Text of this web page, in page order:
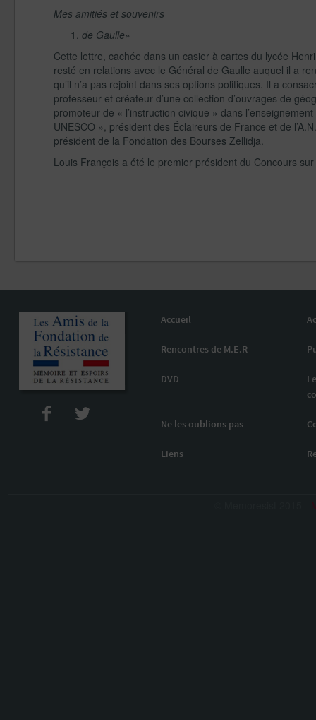
Mes amitiés et souvenirs
de Gaulle»
Cette lettre, cachée dans un casier à cartes du lycée
resté en relations avec le Général de Gaulle auquel il a
qu’il n’a pas rejoint dans ses options politiques. Il a
professeur et créateur d’une collection d’ouvrages de
promoteur de « l’instruction civique » dans
UNESCO », président des Éclaireurs de France et de
président de la Fondation des Bourses Zellidja.
Louis François a été le premier président du Concours
Accueil
Rencontres de M.E.R
DVD
Ne les oublions pas
Liens